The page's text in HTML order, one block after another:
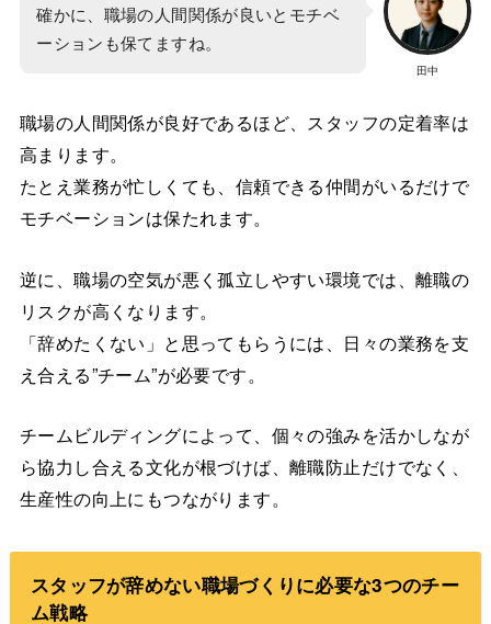
田中
確かに、職場の人間関係が良いとモチベ
ーションも保てますね。
職場の人間関係が良好であるほど、スタッフの定着率は
高まります。
たとえ業務が忙しくても、信頼できる仲間がいるだけで
モチベーションは保たれます。
逆に、職場の空気が悪く孤立しやすい環境では、離職の
リスクが高くなります。
「辞めたくない」と思ってもらうには、日々の業務を支
え合える”チーム”が必要です。
チームビルディングによって、個々の強みを活かしなが
ら協力し合える文化が根づけば、離職防止だけでなく、
生産性の向上にもつながります。
スタッフが辞めない職場づくりに必要な3つのチー
ム戦略